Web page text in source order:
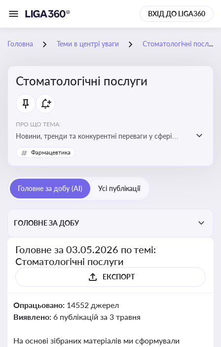
ВХІД ДО LIGA360
Головна Теми в центрі уваги Стоматологічні послуги
Стоматологічні послуги
ПРО ЩО ТЕМА:
Новини, тренди та конкурентні переваги у сфері
стоматологічних послуг. Використання новітніх
технологій та стратегій для покращення
Фармацевтика
Головне за добу (AI) Усі публікації
ГОЛОВНЕ ЗА ДОБУ
Головне за 03.05.2026 по темі:
Стоматологічні послуги
ЕКСПОРТ
Опрацьовано: 14552 джерел
Виявлено: 6 публікацій за 3 травня
На основі зібраних матеріалів ми сформували